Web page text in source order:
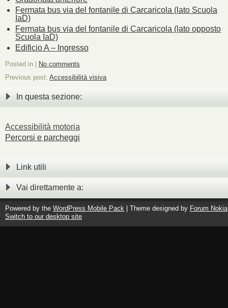
Fermata bus via del fontanile di Carcaricola (lato Scuola
IaD)
Fermata bus via del fontanile di Carcaricola (lato opposto
Scuola IaD)
Edificio A – Ingresso
Posted in | No comments
Previous post: Accessibilità visiva
In questa sezione:
Accessibilità motoria
Percorsi e parcheggi
Link utili
Vai direttamente a:
Powered by the WordPress Mobile Pack | Theme designed by Forum Nokia
Switch to our desktop site